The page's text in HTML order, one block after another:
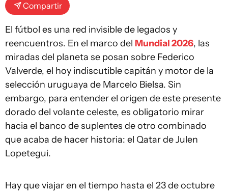
Compartir
El fútbol es una red invisible de legados y
reencuentros. En el marco del Mundial 2026, las
miradas del planeta se posan sobre Federico
Valverde, el hoy indiscutible capitán y motor de la
selección uruguaya de Marcelo Bielsa. Sin
embargo, para entender el origen de este presente
dorado del volante celeste, es obligatorio mirar
hacia el banco de suplentes de otro combinado
que acaba de hacer historia: el Qatar de Julen
Lopetegui.
Hay que viajar en el tiempo hasta el 23 de octubre